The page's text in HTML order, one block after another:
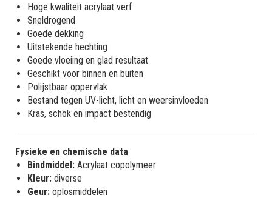
Hoge kwaliteit acrylaat verf
Sneldrogend
Goede dekking
Uitstekende hechting
Goede vloeiing en glad resultaat
Geschikt voor binnen en buiten
Polijstbaar oppervlak
Bestand tegen UV-licht, licht en weersinvloeden
Kras, schok en impact bestendig
Fysieke en chemische data
Bindmiddel: Acrylaat copolymeer
Kleur: diverse
Geur: oplosmiddelen